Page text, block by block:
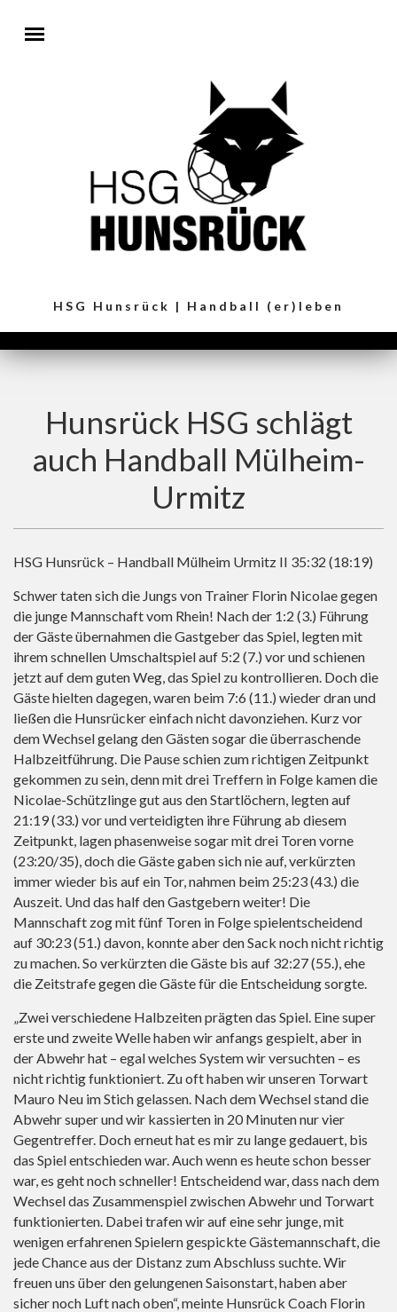
HSG Hunsrück | Handball (er)leben
Hunsrück HSG schlägt
auch Handball Mülheim-
Urmitz
HSG Hunsrück – Handball Mülheim Urmitz II 35:32 (18:19)
Schwer taten sich die Jungs von Trainer Florin Nicolae gegen
die junge Mannschaft vom Rhein! Nach der 1:2 (3.) Führung
der Gäste übernahmen die Gastgeber das Spiel, legten mit
ihrem schnellen Umschaltspiel auf 5:2 (7.) vor und schienen
jetzt auf dem guten Weg, das Spiel zu kontrollieren. Doch die
Gäste hielten dagegen, waren beim 7:6 (11.) wieder dran und
ließen die Hunsrücker einfach nicht davonziehen. Kurz vor
dem Wechsel gelang den Gästen sogar die überraschende
Halbzeitführung. Die Pause schien zum richtigen Zeitpunkt
gekommen zu sein, denn mit drei Treffern in Folge kamen die
Nicolae-Schützlinge gut aus den Startlöchern, legten auf
21:19 (33.) vor und verteidigten ihre Führung ab diesem
Zeitpunkt, lagen phasenweise sogar mit drei Toren vorne
(23:20/35), doch die Gäste gaben sich nie auf, verkürzten
immer wieder bis auf ein Tor, nahmen beim 25:23 (43.) die
Auszeit. Und das half den Gastgebern weiter! Die
Mannschaft zog mit fünf Toren in Folge spielentscheidend
auf 30:23 (51.) davon, konnte aber den Sack noch nicht richtig
zu machen. So verkürzten die Gäste bis auf 32:27 (55.), ehe
die Zeitstrafe gegen die Gäste für die Entscheidung sorgte.
„Zwei verschiedene Halbzeiten prägten das Spiel. Eine super
erste und zweite Welle haben wir anfangs gespielt, aber in
der Abwehr hat – egal welches System wir versuchten – es
nicht richtig funktioniert. Zu oft haben wir unseren Torwart
Mauro Neu im Stich gelassen. Nach dem Wechsel stand die
Abwehr super und wir kassierten in 20 Minuten nur vier
Gegentreffer. Doch erneut hat es mir zu lange gedauert, bis
das Spiel entschieden war. Auch wenn es heute schon besser
war, es geht noch schneller! Entscheidend war, dass nach dem
Wechsel das Zusammenspiel zwischen Abwehr und Torwart
funktionierten. Dabei trafen wir auf eine sehr junge, mit
wenigen erfahrenen Spielern gespickte Gästemannschaft, die
jede Chance aus der Distanz zum Abschluss suchte. Wir
freuen uns über den gelungenen Saisonstart, haben aber
sicher noch Luft nach oben“, meinte Hunsrück Coach Florin